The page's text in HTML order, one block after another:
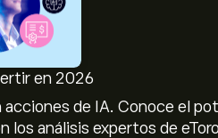
en 2026
acciones de IA. Conoce el
los análisis expertos de